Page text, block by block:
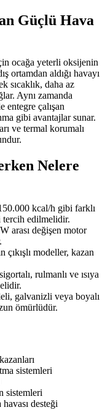
Güçlü Hava
ocağa yeterli oksijenin
ortamdan aldığı havayı
sıcaklık, daha az
Aynı zamanda
entegre çalışan
gibi avantajlar sunar.
ve termal korumalı
Nelere
kcal/h gibi farklı
tercih edilmelidir.
arası değişen motor
çıkışlı modeller, kazan
rulmanlı ve ısıya
galvanizli veya boyalı
ömürlüdür.
sistemleri
sistemleri
desteği